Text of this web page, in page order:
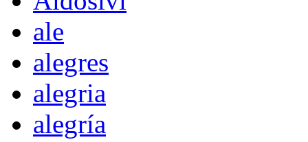
ale
alegres
alegria
alegría